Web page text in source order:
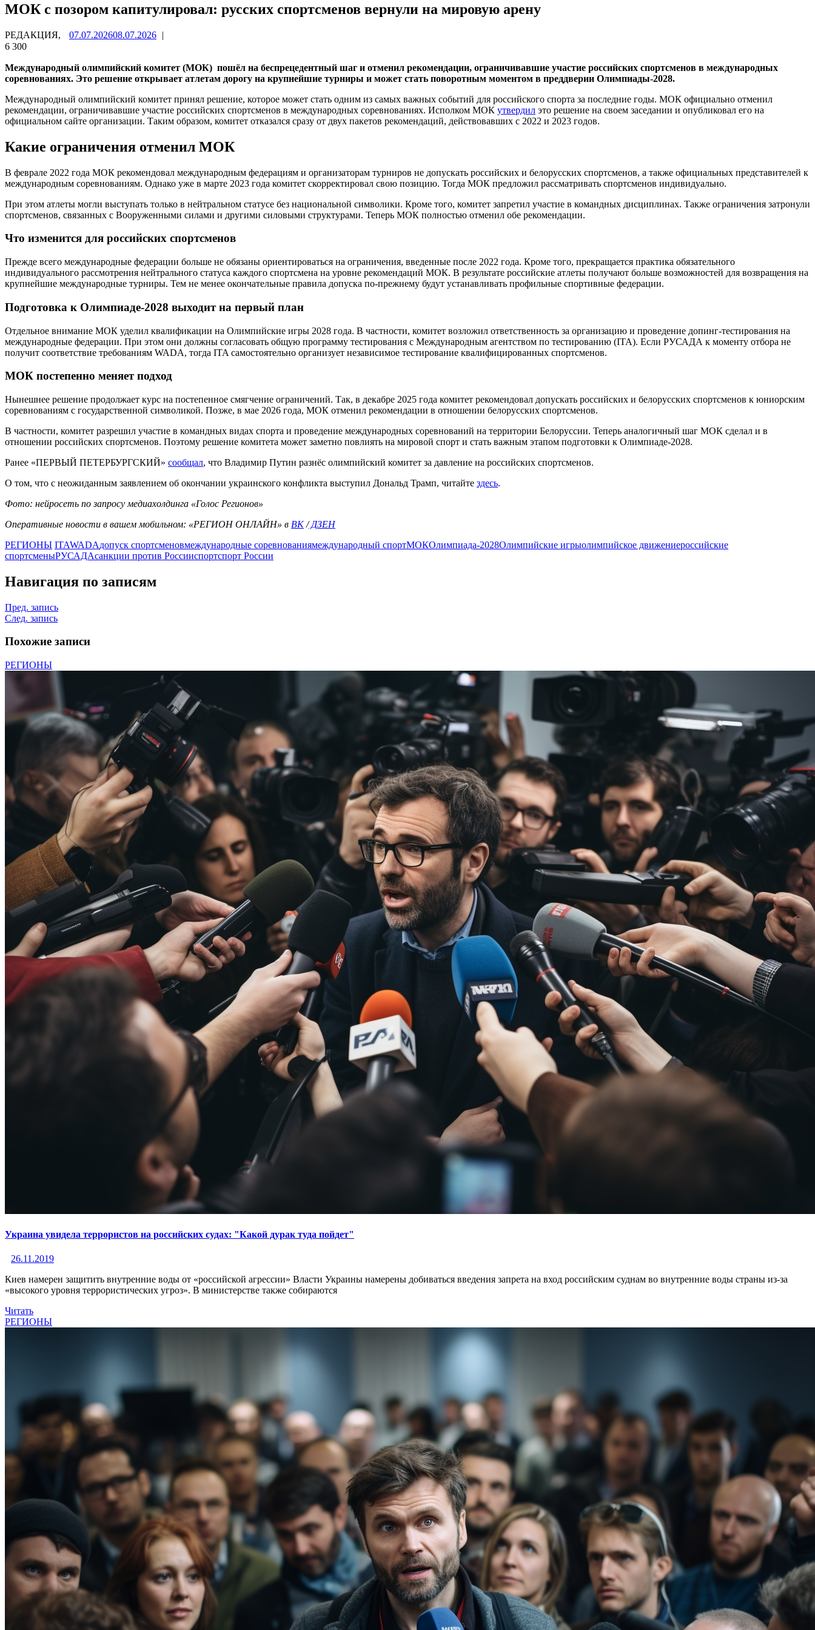
МОК с позором капитулировал: русских спортсменов вернули на мировую арену
РЕДАКЦИЯ, 07.07.202608.07.2026 |
6 300
Международный олимпийский комитет (МОК) пошёл на беспрецедентный шаг и отменил рекомендации, ограничивавшие участие российских спортсменов в международных
соревнованиях. Это решение открывает атлетам дорогу на крупнейшие турниры и может стать поворотным моментом в преддверии Олимпиады‑2028.
Международный олимпийский комитет принял решение, которое может стать одним из самых важных событий для российского спорта за последние годы. МОК официально отменил
рекомендации, ограничивавшие участие российских спортсменов в международных соревнованиях. Исполком МОК утвердил это решение на своем заседании и опубликовал его на
официальном сайте организации. Таким образом, комитет отказался сразу от двух пакетов рекомендаций, действовавших с 2022 и 2023 годов.
Какие ограничения отменил МОК
В феврале 2022 года МОК рекомендовал международным федерациям и организаторам турниров не допускать российских и белорусских спортсменов, а также официальных представителей к
международным соревнованиям. Однако уже в марте 2023 года комитет скорректировал свою позицию. Тогда МОК предложил рассматривать спортсменов индивидуально.
При этом атлеты могли выступать только в нейтральном статусе без национальной символики. Кроме того, комитет запретил участие в командных дисциплинах. Также ограничения затронули
спортсменов, связанных с Вооруженными силами и другими силовыми структурами. Теперь МОК полностью отменил обе рекомендации.
Что изменится для российских спортсменов
Прежде всего международные федерации больше не обязаны ориентироваться на ограничения, введенные после 2022 года. Кроме того, прекращается практика обязательного
индивидуального рассмотрения нейтрального статуса каждого спортсмена на уровне рекомендаций МОК. В результате российские атлеты получают больше возможностей для возвращения на
крупнейшие международные турниры. Тем не менее окончательные правила допуска по-прежнему будут устанавливать профильные спортивные федерации.
Подготовка к Олимпиаде-2028 выходит на первый план
Отдельное внимание МОК уделил квалификации на Олимпийские игры 2028 года. В частности, комитет возложил ответственность за организацию и проведение допинг-тестирования на
международные федерации. При этом они должны согласовать общую программу тестирования с Международным агентством по тестированию (ITA). Если РУСАДА к моменту отбора не
получит соответствие требованиям WADA, тогда ITA самостоятельно организует независимое тестирование квалифицированных спортсменов.
МОК постепенно меняет подход
Нынешнее решение продолжает курс на постепенное смягчение ограничений. Так, в декабре 2025 года комитет рекомендовал допускать российских и белорусских спортсменов к юниорским
соревнованиям с государственной символикой. Позже, в мае 2026 года, МОК отменил рекомендации в отношении белорусских спортсменов.
В частности, комитет разрешил участие в командных видах спорта и проведение международных соревнований на территории Белоруссии. Теперь аналогичный шаг МОК сделал и в
отношении российских спортсменов. Поэтому решение комитета может заметно повлиять на мировой спорт и стать важным этапом подготовки к Олимпиаде-2028.
Ранее «ПЕРВЫЙ ПЕТЕРБУРГСКИЙ» сообщал, что Владимир Путин разнёс олимпийский комитет за давление на российских спортсменов.
О том, что с неожиданным заявлением об окончании украинского конфликта выступил Дональд Трамп, читайте здесь.
Фото: нейросеть по запросу медиахолдинга «Голос Регионов»
Оперативные новости в вашем мобильном: «РЕГИОН ОНЛАЙН» в ВК/ДЗЕН
РЕГИОНЫ ITAWADAдопуск спортсменовмеждународные соревнованиямеждународный спортМОКОлимпиада-2028Олимпийские игрыолимпийское движениероссийские
спортсменыРУСАДАсанкции против Россииспортспорт России
Навигация по записям
Пред. запись
След. запись
Похожие записи
РЕГИОНЫ
Украина увидела террористов на российских судах: "Какой дурак туда пойдет"
26.11.2019
Киев намерен защитить внутренние воды от «российской агрессии» Власти Украины намерены добиваться введения запрета на вход российским суднам во внутренние воды страны из-за
«высокого уровня террористических угроз». В министерстве также собираются
Читать
РЕГИОНЫ